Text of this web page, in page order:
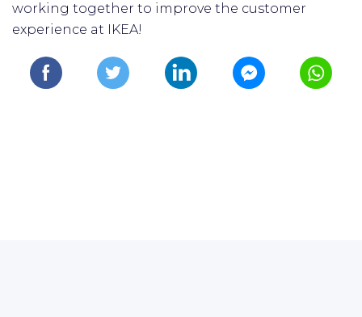
working together to improve the customer
experience at IKEA!